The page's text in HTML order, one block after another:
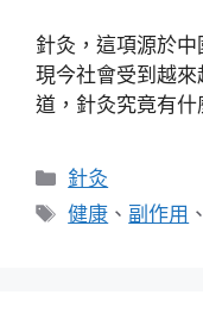
針灸，這項源於
現今社會受到越
道，針灸究竟有
分
類
針灸
標
健康 、 副作用